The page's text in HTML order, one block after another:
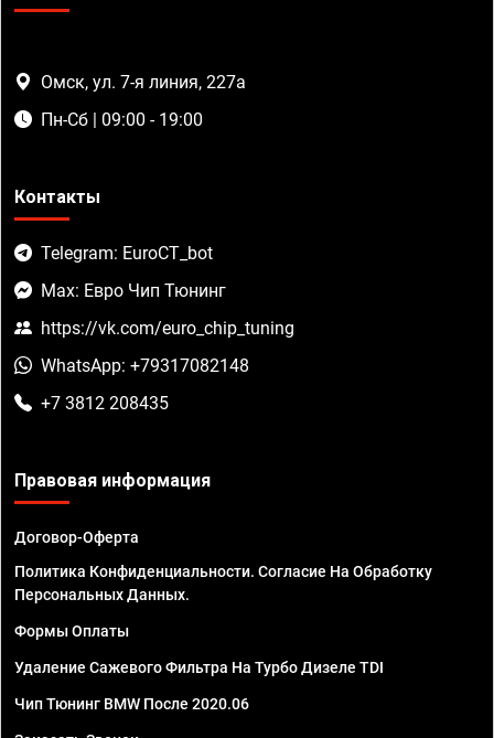
Омск, ул. 7-я линия, 227а
Пн-Сб | 09:00 - 19:00
Контакты
Telegram: EuroCT_bot
Max: Евро Чип Тюнинг
https://vk.com/euro_chip_tuning
WhatsApp: +79317082148
+7 3812 208435
Правовая информация
Договор-Оферта
Политика Конфиденциальности. Согласие На Обработку
Персональных Данных.
Формы Оплаты
Удаление Сажевого Фильтра На Турбо Дизеле TDI
Чип Тюнинг BMW После 2020.06